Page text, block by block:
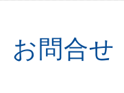
お問合せ